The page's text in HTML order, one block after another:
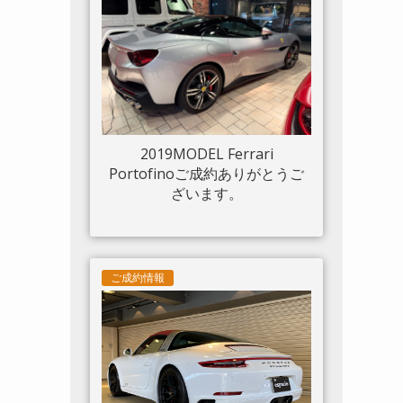
ルド 20“鍛造AW入庫しまし
た。
2019MODEL Ferrari
Portofinoご成約ありがとうご
ざいます。
ご成約情報